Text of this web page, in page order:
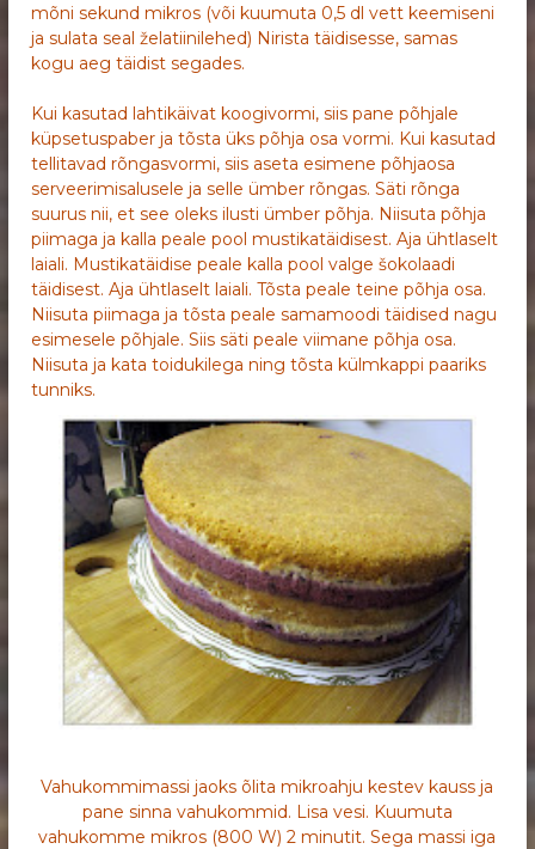
mõni sekund mikros (või kuumuta 0,5 dl vett keemiseni
ja sulata seal želatiinilehed) Nirista täidisesse, samas
kogu aeg täidist segades.
Kui kasutad lahtikäivat koogivormi, siis pane põhjale
küpsetuspaber ja tõsta üks põhja osa vormi. Kui kasutad
tellitavad rõngasvormi, siis aseta esimene põhjaosa
serveerimisalusele ja selle ümber rõngas. Säti rõnga
suurus nii, et see oleks ilusti ümber põhja. Niisuta põhja
piimaga ja kalla peale pool mustikatäidisest. Aja ühtlaselt
laiali. Mustikatäidise peale kalla pool valge šokolaadi
täidisest. Aja ühtlaselt laiali. Tõsta peale teine põhja osa.
Niisuta piimaga ja tõsta peale samamoodi täidised nagu
esimesele põhjale. Siis säti peale viimane põhja osa.
Niisuta ja kata toidukilega ning tõsta külmkappi paariks
tunniks.
Vahukommimassi jaoks õlita mikroahju kestev kauss ja
pane sinna vahukommid. Lisa vesi. Kuumuta
vahukomme mikros (800 W) 2 minutit. Sega massi iga